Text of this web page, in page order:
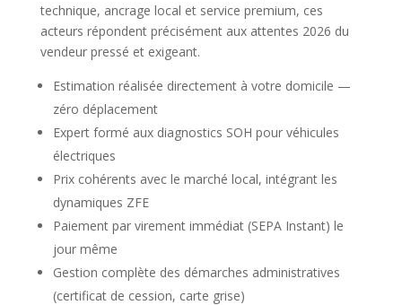
technique, ancrage local et service premium, ces
acteurs répondent précisément aux attentes 2026 du
vendeur pressé et exigeant.
Estimation réalisée directement à votre domicile —
zéro déplacement
Expert formé aux diagnostics SOH pour véhicules
électriques
Prix cohérents avec le marché local, intégrant les
dynamiques ZFE
Paiement par virement immédiat (SEPA Instant) le
jour même
Gestion complète des démarches administratives
(certificat de cession, carte grise)